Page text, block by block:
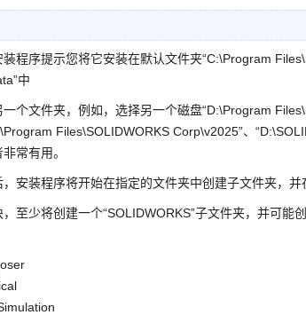
程序提示您将它安装在默认文件夹“C:\Program
中
个文件夹，例如，选择另一个磁盘“D:\Program
Files\SOLIDWORKS Corp\v2025”、
常有用。
安装程序将开始在指定的文件夹中创建子文件夹，并
至少将创建一个“SOLIDWORKS”子文件夹，并可能